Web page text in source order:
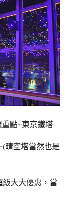
點~東京鐵塔
(晴空塔當然也是
級大大優惠，當